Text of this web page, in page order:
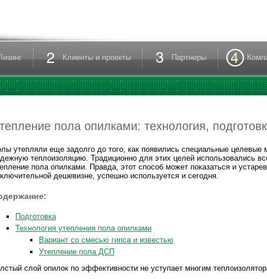
Клиенты и проекты Партнеры
пола опилками: технология,
утепляли еще задолго до того, как появились специальные
теплоизоляцию. Традиционно для этих целей использовались
пола опилками. Правда, этот способ может показаться и
дешевизне, успешно используется и сегодня.
Подготовка
Технология утепления пола опилками
Вариант со смесью гипса и известью
Утепление пола ДСП
слой опилок по эффективности не уступает многим